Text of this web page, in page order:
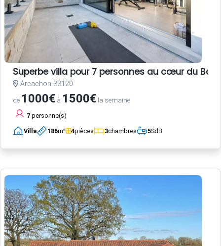
Superbe villa pour 7 personnes au cœur du
Arcachon 33120
de 1000€ à 1500€ la semaine
7 personne(s)
Villa 186m² 4pièces 3chambres 5SdB